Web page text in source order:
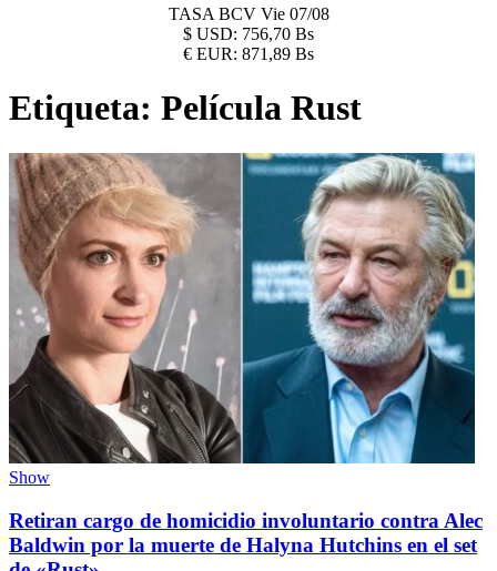
TASA BCV Vie 07/08
$ USD: 756,70 Bs
€ EUR: 871,89 Bs
Etiqueta: Película Rust
Show
Retiran cargo de homicidio involuntario contra Alec
Baldwin por la muerte de Halyna Hutchins en el set